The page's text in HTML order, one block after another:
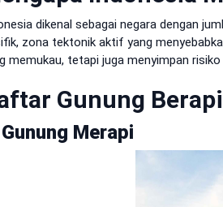
dikenal sebagai negara dengan
zona tektonik aktif yang
memukau, tetapi juga menyimpan
Gunung
Merapi